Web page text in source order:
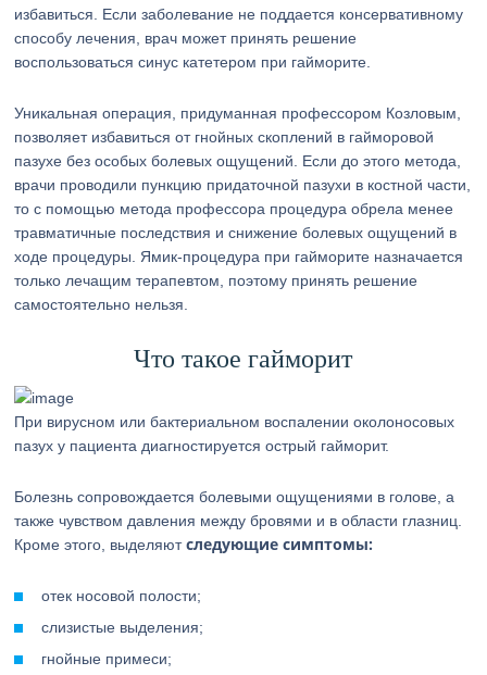
избавиться. Если заболевание не поддается консервативному
способу лечения, врач может принять решение
воспользоваться синус катетером при гайморите.
Уникальная операция, придуманная профессором Козловым,
позволяет избавиться от гнойных скоплений в гайморовой
пазухе без особых болевых ощущений. Если до этого метода,
врачи проводили пункцию придаточной пазухи в костной части,
то с помощью метода профессора процедура обрела менее
травматичные последствия и снижение болевых ощущений в
ходе процедуры. Ямик-процедура при гайморите назначается
только лечащим терапевтом, поэтому принять решение
самостоятельно нельзя.
Что такое гайморит
При вирусном или бактериальном воспалении околоносовых
пазух у пациента диагностируется острый гайморит.
Болезнь сопровождается болевыми ощущениями в голове, а
также чувством давления между бровями и в области глазниц.
Кроме этого, выделяютследующие симптомы:
отек носовой полости;
слизистые выделения;
гнойные примеси;